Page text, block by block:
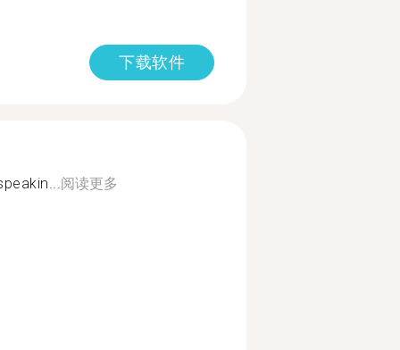
下载软件
阅读更多